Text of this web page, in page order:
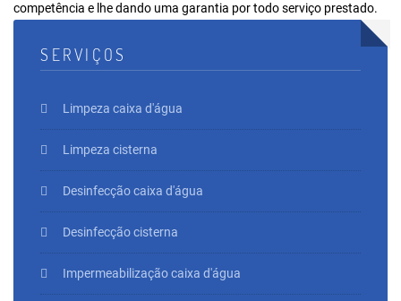
competência e lhe dando uma garantia por todo serviço prestado.
SERVIÇOS
Limpeza caixa d'água
Limpeza cisterna
Desinfecção caixa d'água
Desinfecção cisterna
Impermeabilização caixa d'água